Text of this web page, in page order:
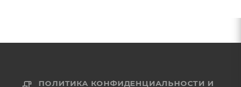
ПОЛИТИКА КОНФИДЕНЦИАЛЬНОСТИ И